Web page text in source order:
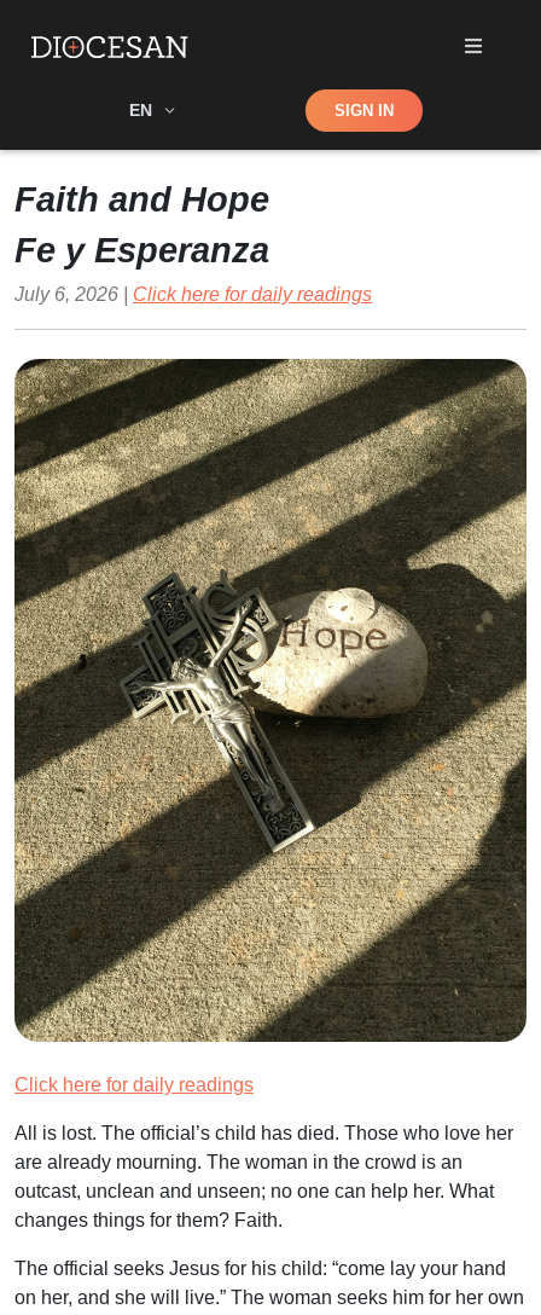
EN Shop SIGN IN
Faith and Hope
Fe y Esperanza
July 6, 2026 | Click here for daily readings
Click here for daily readings
All is lost. The official’s child has died. Those who love her
are already mourning. The woman in the crowd is an
outcast, unclean and unseen; no one can help her. What
changes things for them? Faith.
The official seeks Jesus for his child: “come lay your hand
on her, and she will live.” The woman seeks him for her own